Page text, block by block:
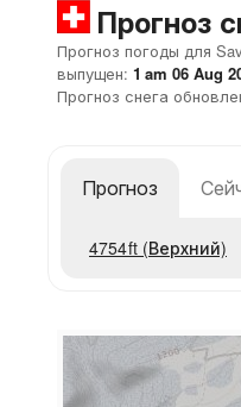
Прогноз
Прогноз погоды для
выпущен: 1 am 06 Aug
Прогноз снега
Прогноз
4754ft (Верхний)